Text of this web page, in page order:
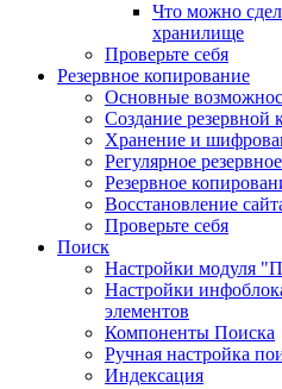
Что можно
хранилище
Проверьте себя
Резервное копирование
Основные
Создание резервной
Хранение и
Регулярное
Резервное
Восстановление
Проверьте себя
Поиск
Настройки модуля
Настройки
элементов
Компоненты Поиска
Ручная настройка
Индексация